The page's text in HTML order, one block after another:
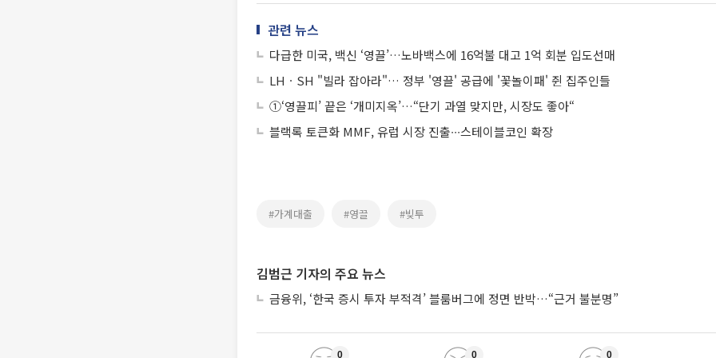
관련 뉴스
다급한 미국, 백신 ‘영끌’…노바백스에 16억불 대고 1억 회분 입도선매
LHㆍSH "빌라 잡아라"… 정부 '영끌' 공급에 '꽃놀이패' 쥔 집주인들
①‘영끌피’ 끝은 ‘개미지옥’…“단기 과열 맞지만, 시장도 좋아“
블랙록 토큰화 MMF, 유럽 시장 진출∙∙∙스테이블코인 확장
#가계대출 #영끌 #빚투
김범근 기자의 주요 뉴스
금융위, ‘한국 증시 투자 부적격’ 블룸버그에 정면 반박…“근거 불분명”
0 0 0